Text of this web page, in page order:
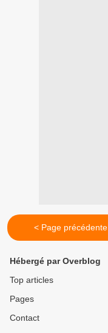
< Page précédente
Hébergé par Overblog
Top articles
Pages
Contact